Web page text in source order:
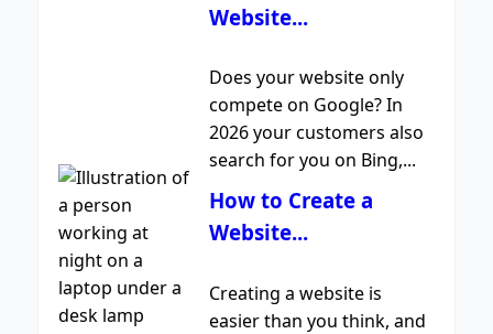
Website...
Does your website only
compete on Google? In
2026 your customers also
search for you on Bing,...
How to Create a
Website...
Creating a website is
easier than you think, and